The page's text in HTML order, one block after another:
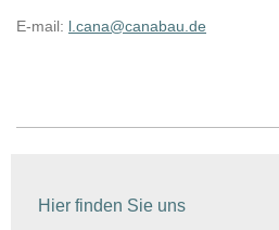
E-mail: l.cana@canabau.de
Hier finden Sie uns